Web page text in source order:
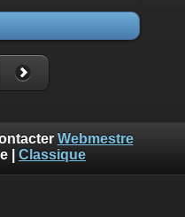
Webmestre
Classique